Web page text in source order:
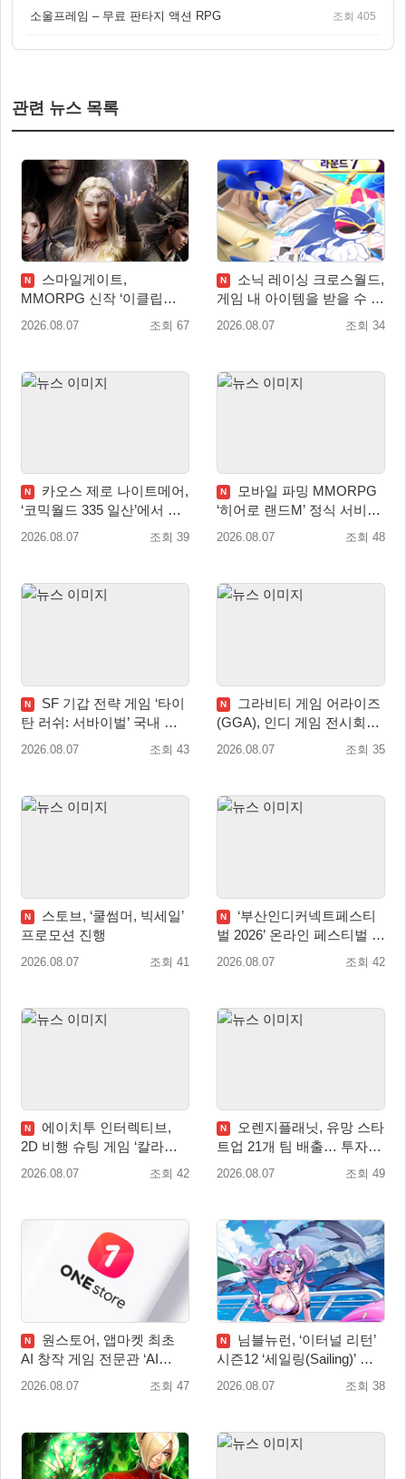
소울프레임 – 무료 판타지 액션 RPG 조회 405
관련 뉴스 목록
N
스마일게이트,
MMORPG 신작 ‘이클립스:
더 어웨이크닝’ 9월 10일 론
2026.08.07 조회 67
N
소닉 레이싱 크로스월드,
게임 내 아이템을 받을 수 있
는 ‘레전드 대회 라운드 7’ 개
2026.08.07 조회 34
N
카오스 제로 나이트메어,
‘코믹월드 335 일산’에서 이
용자 소통 예고
2026.08.07 조회 39
N
모바일 파밍 MMORPG
‘히어로 랜드M’ 정식 서비스
돌입
2026.08.07 조회 48
N
SF 기갑 전략 게임 ‘타이
탄 러쉬: 서바이벌’ 국내 정
식 출시
2026.08.07 조회 43
N
그라비티 게임 어라이즈
(GGA), 인디 게임 전시회
‘도쿄 게임 던전 13’ 참가!
2026.08.07 조회 35
N
스토브, ‘쿨썸머, 빅세일’
프로모션 진행
2026.08.07 조회 41
N
‘부산인디커넥트페스티
벌 2026’ 온라인 페스티벌 개
막
2026.08.07 조회 42
N
에이치투 인터렉티브,
2D 비행 슈팅 게임 ‘칼라드
리우스2/다크 엘레멘트’ 올
2026.08.07 조회 42
N
오렌지플래닛, 유망 스타
트업 21개 팀 배출… 투자유
치∙매출성장 성과 눈길
2026.08.07 조회 49
N
원스토어, 앱마켓 최초
AI 창작 게임 전문관 ‘AI
Games’ 오픈
2026.08.07 조회 47
N
님블뉴런, ‘이터널 리턴’
시즌12 ‘세일링(Sailing)’ 프
리시즌 시작
2026.08.07 조회 38